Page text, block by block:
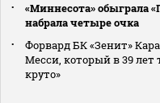
«Миннесота» обыграла
набрала четыре очка
Форвард БК «Зенит»
Месси, который в 39
круто»